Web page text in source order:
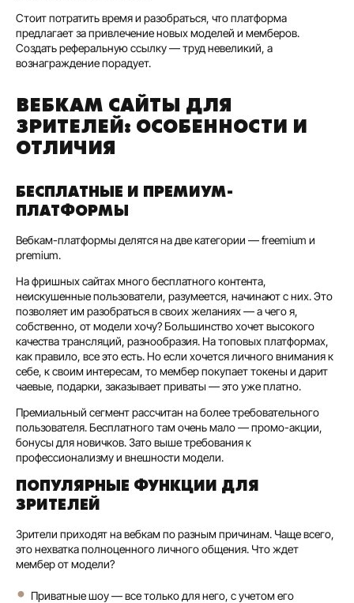
Стоит потратить время и разобраться, что платформа
предлагает за привлечение новых моделей и мемберов.
Создать реферальную ссылку — труд невеликий, а
вознаграждение порадует.
ВЕБКАМ САЙТЫ ДЛЯ
ЗРИТЕЛЕЙ: ОСОБЕННОСТИ И
ОТЛИЧИЯ
БЕСПЛАТНЫЕ И ПРЕМИУМ-
ПЛАТФОРМЫ
Вебкам-платформы делятся на две категории — freemium и
premium.
На фришных сайтах много бесплатного контента,
неискушенные пользователи, разумеется, начинают с них. Это
позволяет им разобраться в своих желаниях — а чего я,
собственно, от модели хочу? Большинство хочет высокого
качества трансляций, разнообразия. На топовых платформах,
как правило, все это есть. Но если хочется личного внимания к
себе, к своим интересам, то мембер покупает токены и дарит
чаевые, подарки, заказывает приваты — это уже платно.
Премиальный сегмент рассчитан на более требовательного
пользователя. Бесплатного там очень мало — промо-акции,
бонусы для новичков. Зато выше требования к
профессионализму и внешности модели.
ПОПУЛЯРНЫЕ ФУНКЦИИ ДЛЯ
ЗРИТЕЛЕЙ
Зрители приходят на вебкам по разным причинам. Чаще всего,
это нехватка полноценного личного общения. Что ждет
мембер от модели?
Приватные шоу — все только для него, с учетом его